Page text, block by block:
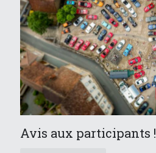
Avis aux participants !